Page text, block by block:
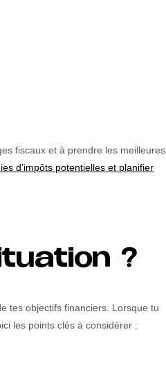
fiscaux et à prendre les meilleures
d’impôts potentielles et planifier
?
tes objectifs financiers. Lorsque tu
les points clés à considérer :